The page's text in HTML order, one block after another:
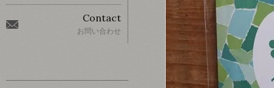
Contact
お問い合わせ